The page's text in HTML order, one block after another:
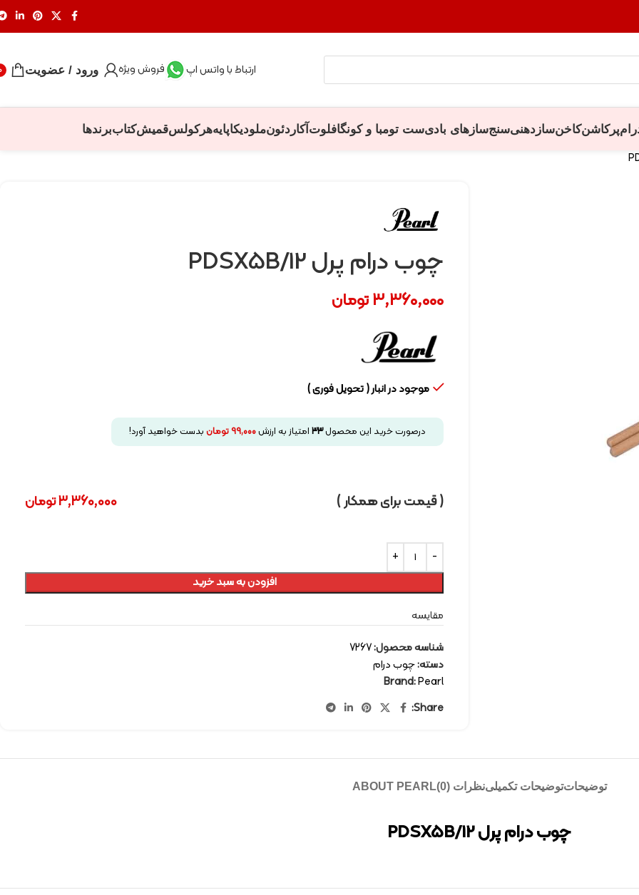
ارتباط با واتس اپ فروش ویژه ورود / عضویت
پرکاشنکاخنسازدهنیسنجسازهای بادیست تومبا و کونگافلوت آکاردئونملودیکاپایههرکولسقمیشکتاببرندها
چوب درام پرل PDSX5B/12
3,360,000تومان
موجود در انبار ( تحویل فوری )
درصورت خرید این محصول33 امتیاز به ارزش99,000تومان بدست خواهید آورد!
( قیمت برای همکار ) 3,360,000تومان
افزودن به سبد خرید
مقایسه
شناسه محصول:7267
دسته:چوب درام
Brand:Pearl
Share:
توضیحاتتوضیحات تکمیلینظرات (0) ABOUT PEARL
چوب درام پرل PDSX5B/12